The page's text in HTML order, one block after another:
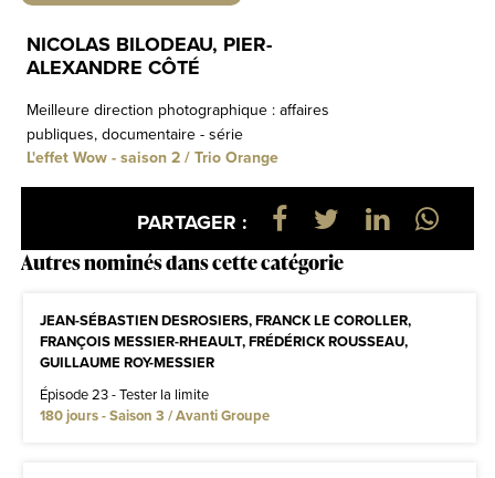
NICOLAS BILODEAU, PIER-
ALEXANDRE CÔTÉ
Meilleure direction photographique : affaires
publiques, documentaire - série
L'effet Wow - saison 2 / Trio Orange
PARTAGER :
Autres nominés dans cette catégorie
JEAN-SÉBASTIEN DESROSIERS, FRANCK LE COROLLER,
FRANÇOIS MESSIER-RHEAULT, FRÉDÉRICK ROUSSEAU,
GUILLAUME ROY-MESSIER
Épisode 23 - Tester la limite
180 jours - Saison 3 / Avanti Groupe